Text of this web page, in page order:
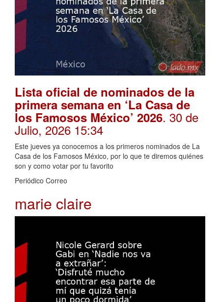
Lista oficial de nominados de la
primera semana en ‘La Casa de
los Famosos México’ 2026. 30 de
Julio, 2026 15:34
Este jueves ya conocemos a los primeros nominados de La
Casa de los Famosos México, por lo que te diremos quiénes
son y como votar por tu favorito
Periódico Correo
marie claire